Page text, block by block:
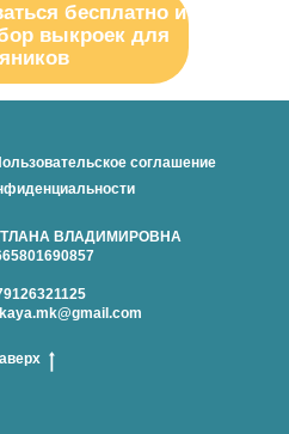
бесплатно и
выкроек для
соглашение
ВЛАДИМИРОВНА